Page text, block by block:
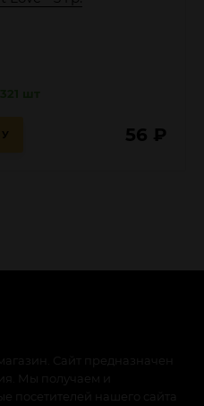
56 ₽
Сайт предназначен
Мы получаем и
нашего сайта